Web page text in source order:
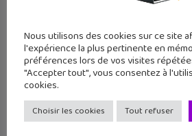
Instagram : un nouveau
Nous utilisons des cookies sur ce site
l'expérience la plus pertinente en
préférences lors de vos visites
"Accepter tout", vous consentez à
cookies.
Choisir les cookies Tout refuser